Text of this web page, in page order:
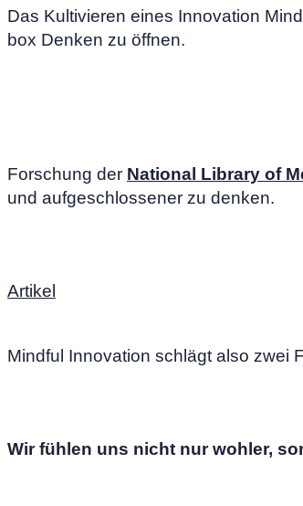
Das Kultivieren eines Innovation
box Denken zu öffnen.
Forschung der National Library of
und aufgeschlossener zu denken.
Artikel
Mindful Innovation schlägt also zwei
Wir fühlen uns nicht nur wohler,